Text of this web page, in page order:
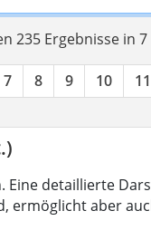
235 Ergebnisse in
7 8 9 10 11
detaillierte
ermöglicht aber